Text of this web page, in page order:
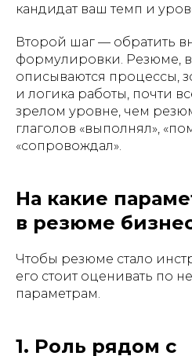
кандидат ваш темп и
Второй шаг — обратить
формулировки. Резюме,
описываются процессы,
и логика работы, почти
зрелом уровне, чем
глаголов «выполнял»,
«сопровождал».
На какие
в резюме
Чтобы резюме стало
его стоит оценивать по
параметрам.
1. Роль рядом с